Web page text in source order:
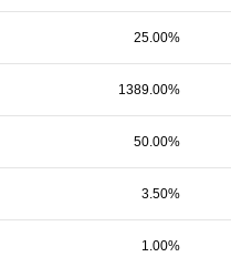
25.00%
1389.00%
50.00%
3.50%
1.00%